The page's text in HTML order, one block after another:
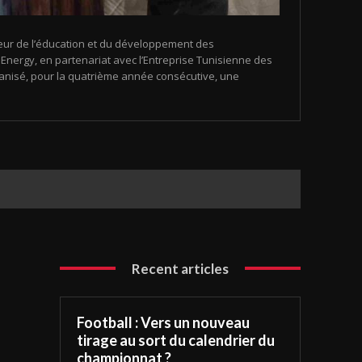
de l’éducation et du développement des
en partenariat avec l’Entreprise Tunisienne des
pour la quatrième année consécutive, une
Recent articles
Football : Vers un nouveau
tirage au sort du calendrier du
championnat ?